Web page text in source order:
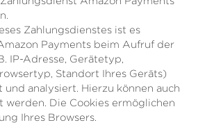
Zahlungsdienstes ist es
Payments beim Aufruf der
IP-Adresse, Gerätetyp,
Standort Ihres Geräts)
und analysiert. Hierzu können auch
werden. Die Cookies ermöglichen
Ihres Browsers.